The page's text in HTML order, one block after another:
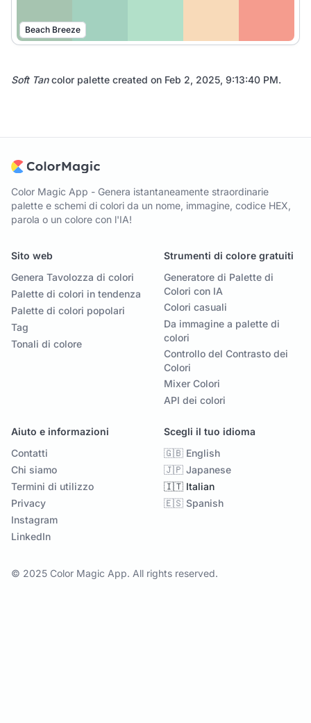
Beach Breeze
Soft Tancolor palette created on Feb 2, 2025, 9:13:40 PM.
Color Magic App - Genera istantaneamente straordinarie
palette e schemi di colori da un nome, immagine, codice HEX,
parola o un colore con l'IA!
Sito web
Genera Tavolozza di colori
Palette di colori in tendenza
Palette di colori popolari
Tag
Tonali di colore
Strumenti di colore gratuiti
Generatore di Palette di
Colori con IA
Colori casuali
Da immagine a palette di
colori
Controllo del Contrasto dei
Colori
Mixer Colori
API dei colori
Aiuto e informazioni
Contatti
Chi siamo
Termini di utilizzo
Privacy
Instagram
LinkedIn
Scegli il tuo idioma
🇬🇧 English
🇯🇵 Japanese
🇮🇹 Italian
🇪🇸 Spanish
© 2025 Color Magic App. All rights reserved.